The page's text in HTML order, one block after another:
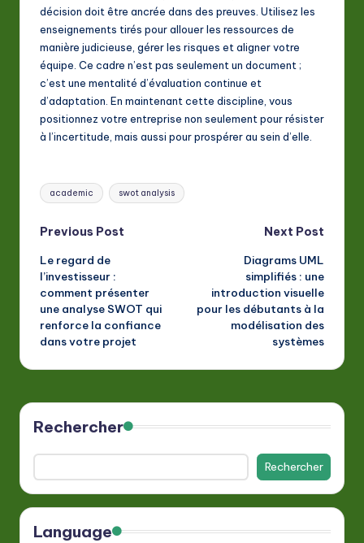
décision doit être ancrée dans des preuves. Utilisez les
enseignements tirés pour allouer les ressources de
manière judicieuse, gérer les risques et aligner votre
équipe. Ce cadre n’est pas seulement un document ;
c’est une mentalité d’évaluation continue et
d’adaptation. En maintenant cette discipline, vous
positionnez votre entreprise non seulement pour résister
à l’incertitude, mais aussi pour prospérer au sein d’elle.
Tags:
academic swot analysis
Post
navigation
Previous Post
Le regard de
l’investisseur :
comment présenter
une analyse SWOT qui
renforce la confiance
dans votre projet
Next Post
Diagrams UML
simplifiés : une
introduction visuelle
pour les débutants à la
modélisation des
systèmes
Rechercher
Rechercher
Language